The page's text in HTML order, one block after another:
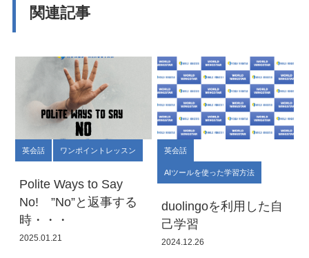
関連記事
英会話 ワンポイントレッスン
Polite Ways to Say
No! ”No”と返事する
時・・・
2025.01.21
英会話
AIツールを使った学習方法
duolingoを利用した自
己学習
2024.12.26